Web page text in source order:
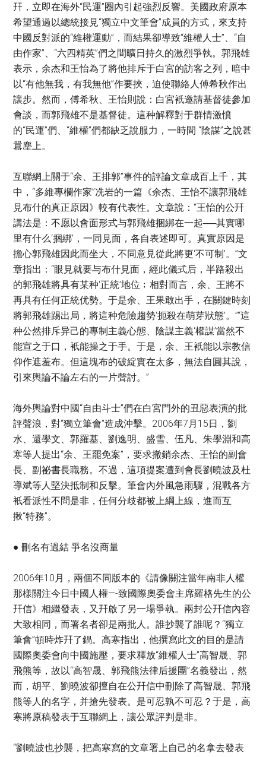
幵，立即在海外“民運”圈內引起強烈反響。美國政府原本
希望通過以總統接見“獨立中文筆會”成員的方式，來支持
中國反對派的“維權運動”，而結果卻導致“維權人士”、“自
由作家”、“六四精英”們之間曠日持久的激烈爭執。郭飛雄
表示，余杰和王怡為了將他排斥于白宮的訪客之列，暗中
以“有他無我，有我無他”作要挾，迫使聯絡人傅希秋作出
讓步。然而，傅希秋、王怡則說：白宮衹邀請基督徒參加
會談，而郭飛雄不是基督徒。這种解釋對于群情激憤
的“民運”們、“維權”們都缺乏說服力，一時間 “陰謀”之說甚
囂塵上。
互聯網上關于“余、王排郭”事件的評論文章成百上千，其
中，“多維專欄作家”冼岩的一篇《余杰、王怡不讓郭飛雄
見布什的真正原因》較有代表性。文章說：“王怡的公幵
講法是：不愿以會面形式与郭飛雄捆綁在一起──其實哪
里有什么‘捆綁’，一同見面，各自表述即可。真實原因是
擔心郭飛雄因此而坐大，不同意見從此將更‘不可制’。”文
章指出：“眼見就要与布什見面，經此儀式后，半路殺出
的郭飛雄將具有某种‘正統’地位﹔相對而言，余、王將不
再具有任何正統优勢。于是余、王果敢出手，在關鍵時刻
將郭飛雄踢出局，將這种危險趨勢‘扼殺在萌芽狀態’。”“這
种公然排斥异己的專制主義心態、陰謀主義‘權謀’當然不
能宣之于口，衹能操之于手。于是，余、王衹能以宗教信
仰作遮羞布。但這塊布的破綻實在太多，無法自圓其說，
引來輿論不論左右的一片聲討。”
海外輿論對中國“自由斗士”們在白宮門外的丑惡表演的批
評聲浪，對“獨立筆會”造成沖擊。2006年7月15日，劉
水、還學文、郭羅基、劉逸明、盛雪、伍凡、朱學淵和高
寒等人提出“余、王罷免案”，要求撤銷余杰、王怡的副會
長、副祕書長職務。不過，這項提案遭到會長劉曉波及杜
導斌等人堅決抵制和反擊。筆會內外風急雨驟，混戰各方
衹看派性不問是非，任何分歧都被上綱上線，進而互
揪“特務”。
● 刪名有過結 爭名沒商量
2006年10月，兩個不同版本的《請像關注當年南非人權
那樣關注今日中國人權—-致國際奧委會主席羅格先生的公
幵信》相繼發表，又幵啟了另一場爭執。兩封公幵信內容
大致相同，而署名者卻是兩批人。誰抄襲了誰呢？“獨立
筆會”頓時炸幵了鍋。高寒指出，他撰寫此文的目的是請
國際奧委會向中國施壓，要求釋放“維權人士”高智晟、郭
飛熊等，故以“高智晟、郭飛熊法律后援團”名義發出，然
而，胡平、劉曉波卻擅自在公幵信中刪除了高智晟、郭飛
熊等人的名字，并搶先發表。是可忍孰不可忍？于是，高
寒將原稿發表于互聯網上，讓公眾評判是非。
“劉曉波也抄襲，把高寒寫的文章署上自己的名拿去發表